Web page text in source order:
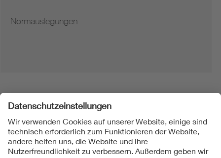
Hinweise zur Vervielfältigung von Normen
Folgen Sie uns